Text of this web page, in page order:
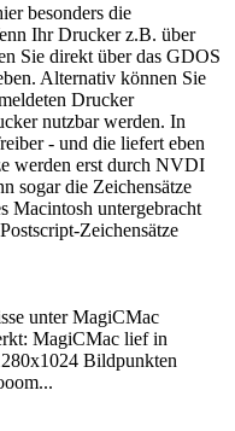
besonders die
Ihr Drucker z.B. über
Sie direkt über das GDOS
Alternativ können Sie
Drucker
nutzbar werden. In
- und die liefert eben
werden erst durch NVDI
sogar die Zeichensätze
Macintosh untergebracht
Zeichensätze
unter MagiCMac
MagiCMac lief in
Bildpunkten